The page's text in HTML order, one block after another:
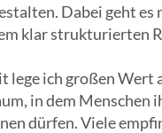
Dabei geht
klar strukturierten
lege ich großen Wert
in dem Menschen
dürfen. Viele